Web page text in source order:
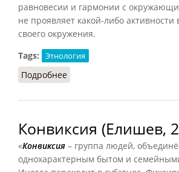
равновесии и гармонии с
не проявляет какой-либо
своего окружения.
Tags:
Этнология
Подробнее
Конвиксия (Елишев,
«Конвиксия – группа людей,
однохарактерным бытом и